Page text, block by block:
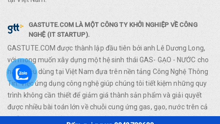
GASTUTE.COM LÀ MỘT CÔNG TY KHỞI NGHIỆP VỀ CÔNG
NGHỆ (IT STARTUP).
GASTUTE.COM được thành lập đầu tiên bởi anh Lê Dương Long,
với mong muốn xây dựng một hệ sinh thái GAS- GẠO - NƯỚC cho
hàng tiêu dùng tại Việt Nam đựa trên nền tảng Công Nghệ Thông
Tin. Việc ứng dụng công nghệ giúp chúng tôi tiết kiệm những quy
trình không cần thiết để giảm giá thành sản phẩm và giải quyết
được nhiều bài toán lớn về chuỗi cung ứng gas, gạo, nước trên cả
nước.